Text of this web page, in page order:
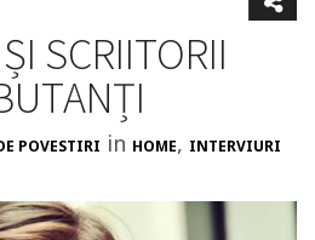
SCRIITORII
POVESTIRI in HOME, INTERVIURI